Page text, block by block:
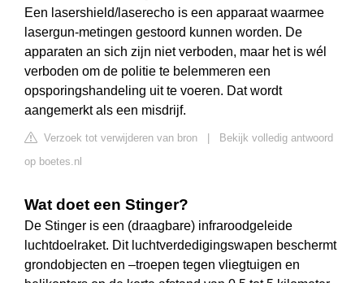
Een lasershield/laserecho is een apparaat waarmee
lasergun-metingen gestoord kunnen worden. De
apparaten an sich zijn niet verboden, maar het is wél
verboden om de politie te belemmeren een
opsporingshandeling uit te voeren. Dat wordt
aangemerkt als een misdrijf.
Verzoek tot verwijderen van bron
Bekijk volledig antwoord
op boetes.nl
Wat doet een Stinger?
De Stinger is een (draagbare) infraroodgeleide
luchtdoelraket. Dit luchtverdedigingswapen beschermt
grondobjecten en –troepen tegen vliegtuigen en